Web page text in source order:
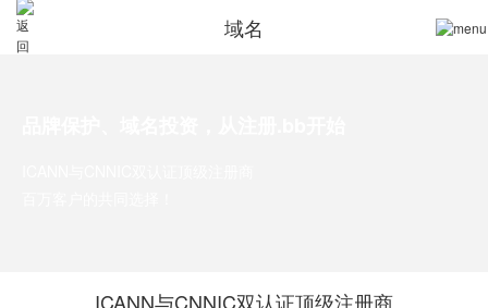
域名
ICANN与CNNIC双认证顶级注册商